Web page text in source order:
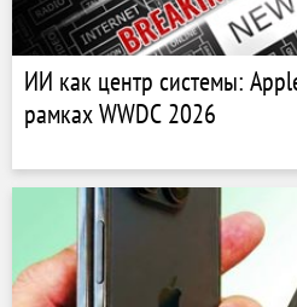
ИИ как центр системы:
рамках WWDC 2026